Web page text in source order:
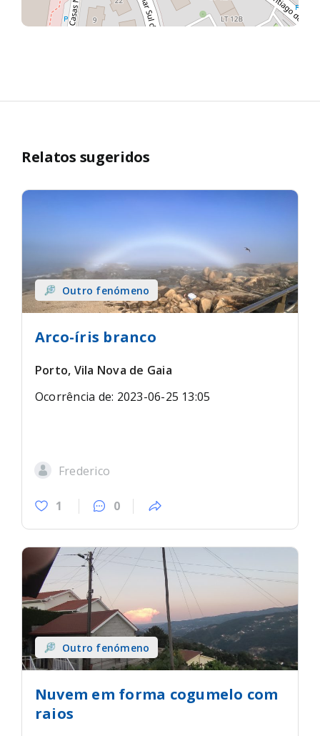
Relatos sugeridos
Outro fenómeno
Arco-íris branco
Porto, Vila Nova de Gaia
Ocorrência de: 2023-06-25 13:05
Frederico
1 0
Outro fenómeno
Nuvem em forma cogumelo com
raios